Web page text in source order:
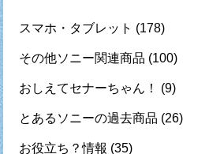
スマホ・タブレット (178)
その他ソニー関連商品 (100)
おしえてセナーちゃん！ (9)
とあるソニーの過去商品 (26)
お役立ち？情報 (35)